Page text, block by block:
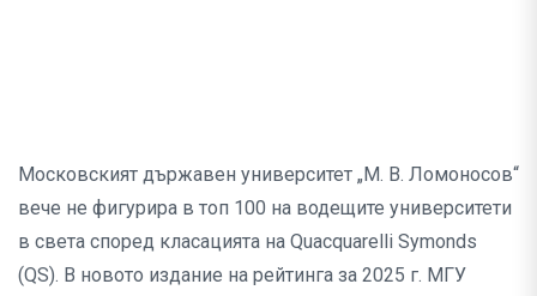
Московският държавен университет „М. В. Ломоносов“
вече не фигурира в топ 100 на водещите университети
в света според класацията на Quacquarelli Symonds
(QS). В новото издание на рейтинга за 2025 г. МГУ